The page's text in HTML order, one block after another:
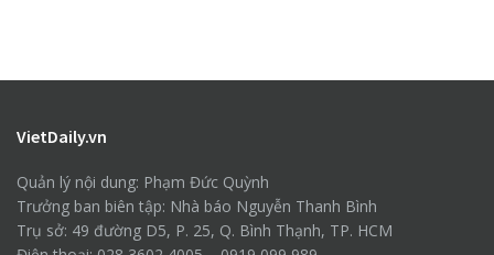
VietDaily.vn
Quản lý nội dung: Phạm Đức Quỳnh
Trưởng ban biên tập: Nhà báo Nguyễn Thanh Bình
Trụ sở: 49 đường D5, P. 25, Q. Bình Thạnh, TP. HCM